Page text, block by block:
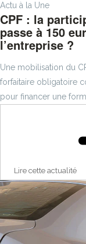
Actu à la Une
CPF : la
passe à 150
l’entreprise ?
Une mobilisation du
forfaitaire obligatoire
pour financer une
Lire cette actualité